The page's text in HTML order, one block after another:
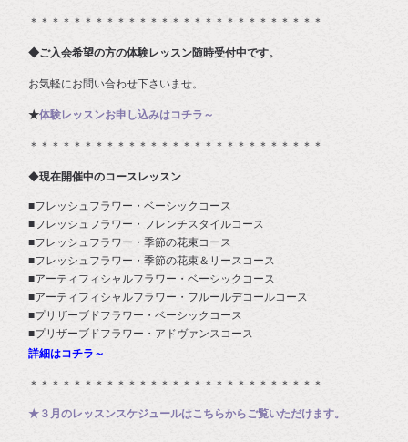
＊＊＊＊＊＊＊＊＊＊＊＊＊＊＊＊＊＊＊＊＊＊＊＊＊＊＊
◆ご入会希望の方の体験レッスン随時受付中です。
お気軽にお問い合わせ下さいませ。
★体験レッスンお申し込みはコチラ～
＊＊＊＊＊＊＊＊＊＊＊＊＊＊＊＊＊＊＊＊＊＊＊＊＊＊＊
◆現在開催中のコースレッスン
■フレッシュフラワー・ベーシックコース
■フレッシュフラワー・フレンチスタイルコース
■フレッシュフラワー・季節の花束コース
■フレッシュフラワー・季節の花束＆リースコース
■アーティフィシャルフラワー・ベーシックコース
■アーティフィシャルフラワー・フルールデコールコース
■プリザーブドフラワー・ベーシックコース
■プリザーブドフラワー・アドヴァンスコース
詳細はコチラ～
＊＊＊＊＊＊＊＊＊＊＊＊＊＊＊＊＊＊＊＊＊＊＊＊＊＊＊
★３月のレッスンスケジュールはこちらからご覧いただけます。